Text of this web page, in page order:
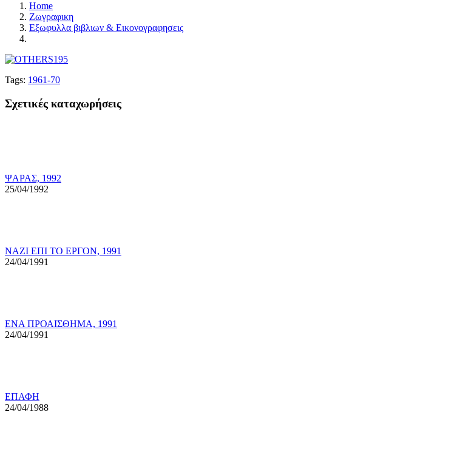
Home
Ζωγραφικη
Εξωφυλλα βιβλιων & Εικονογραφησεις
Tags: 1961-70
Σχετικές καταχωρήσεις
ΨΑΡΑΣ, 1992
25/04/1992
ΝΑΖΙ ΕΠΙ ΤΟ ΕΡΓΟΝ, 1991
24/04/1991
ΕΝΑ ΠΡΟΑΙΣΘΗΜΑ, 1991
24/04/1991
ΕΠΑΦΗ
24/04/1988